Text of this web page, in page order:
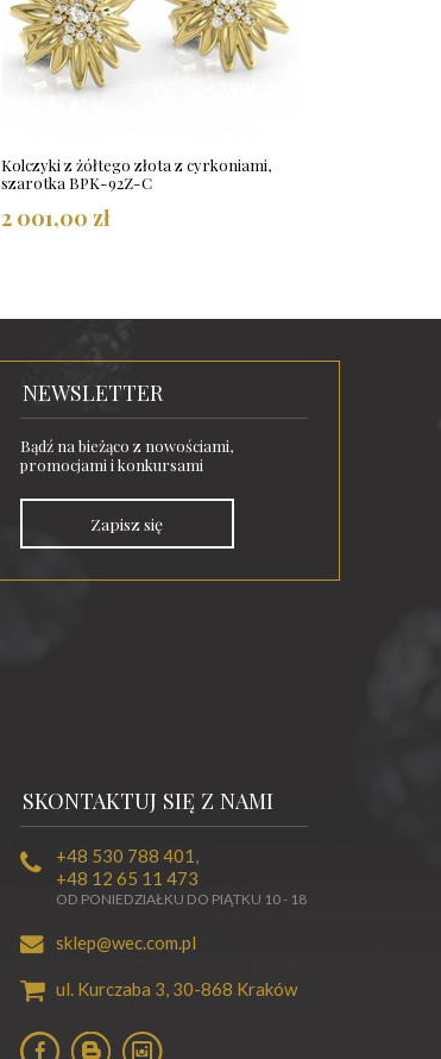
Kolczyki z żółtego złota z cyrkoniami,
szarotka BPK-92Z-C
2 001,00 zł
NEWSLETTER
Bądź na bieżąco z nowościami,
promocjami i konkursami
Zapisz się
SKONTAKTUJ SIĘ Z NAMI
+48 530 788 401 ,
+48 12 65 11 473
OD PONIEDZIAŁKU DO PIĄTKU 10 - 18
sklep@wec.com.pl
ul. Kurczaba 3, 30-868 Kraków